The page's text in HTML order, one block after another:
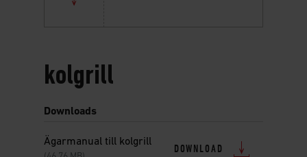
kolgrill
Downloads
Ägarmanual till kolgrill
DOWNLOAD